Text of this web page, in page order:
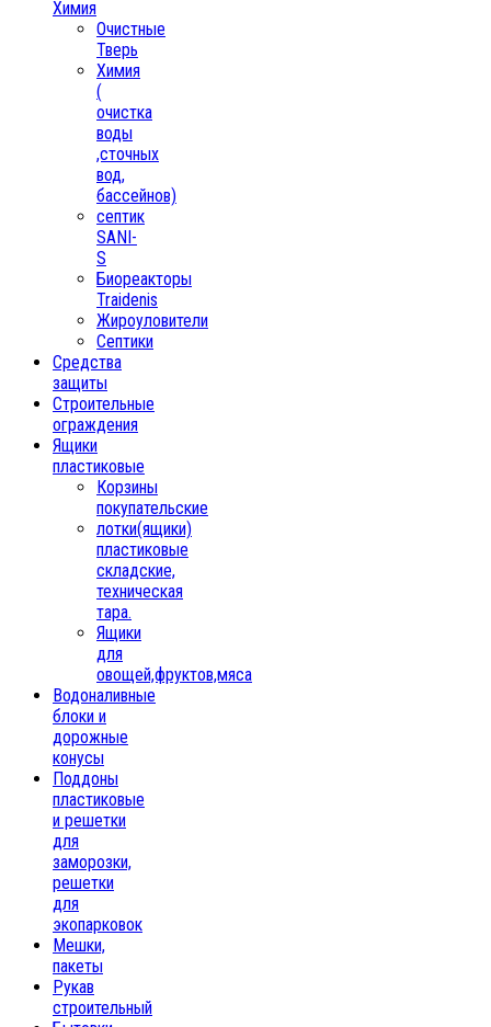
Химия
Очистные
Тверь
Химия
(
очистка
воды
,сточных
вод,
бассейнов)
септик
SANI-
S
Биореакторы
Traidenis
Жироуловители
Септики
Средства
защиты
Строительные
ограждения
Ящики
пластиковые
Корзины
покупательские
лотки(ящики)
пластиковые
складские,
техническая
тара.
Ящики
для
овощей,фруктов,мяса
Водоналивные
блоки и
дорожные
конусы
Поддоны
пластиковые
и решетки
для
заморозки,
решетки
для
экопарковок
Мешки,
пакеты
Рукав
строительный